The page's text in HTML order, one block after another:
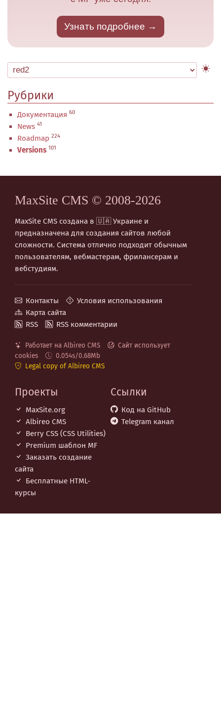
Узнать подробнее
Рубрики
Документация 60
News 41
Roadmap 224
Versions 101
MaxSite CMS © 2008-2026
MaxSite CMS создана в 🇺🇦 Украине и
предназначена для создания сайтов любой
сложности. Система отлично подходит обычным
пользователям, вебмастерам, фрилансерам и
вебстудиям.
Контакты
Условия использования
Карта сайта
RSS
RSS комментарии
Работает на Albireo CMS
Сайт использует
cookies
0.054s/0.68Mb
Legal copy of Albireo CMS
Проекты
MaxSite.org
Albireo CMS
Berry CSS (CSS Utilities)
Premium шаблон MF
Заказать создание
сайта
Бесплатные НТML-
курсы
Ссылки
Код на GitHub
Telegram канал